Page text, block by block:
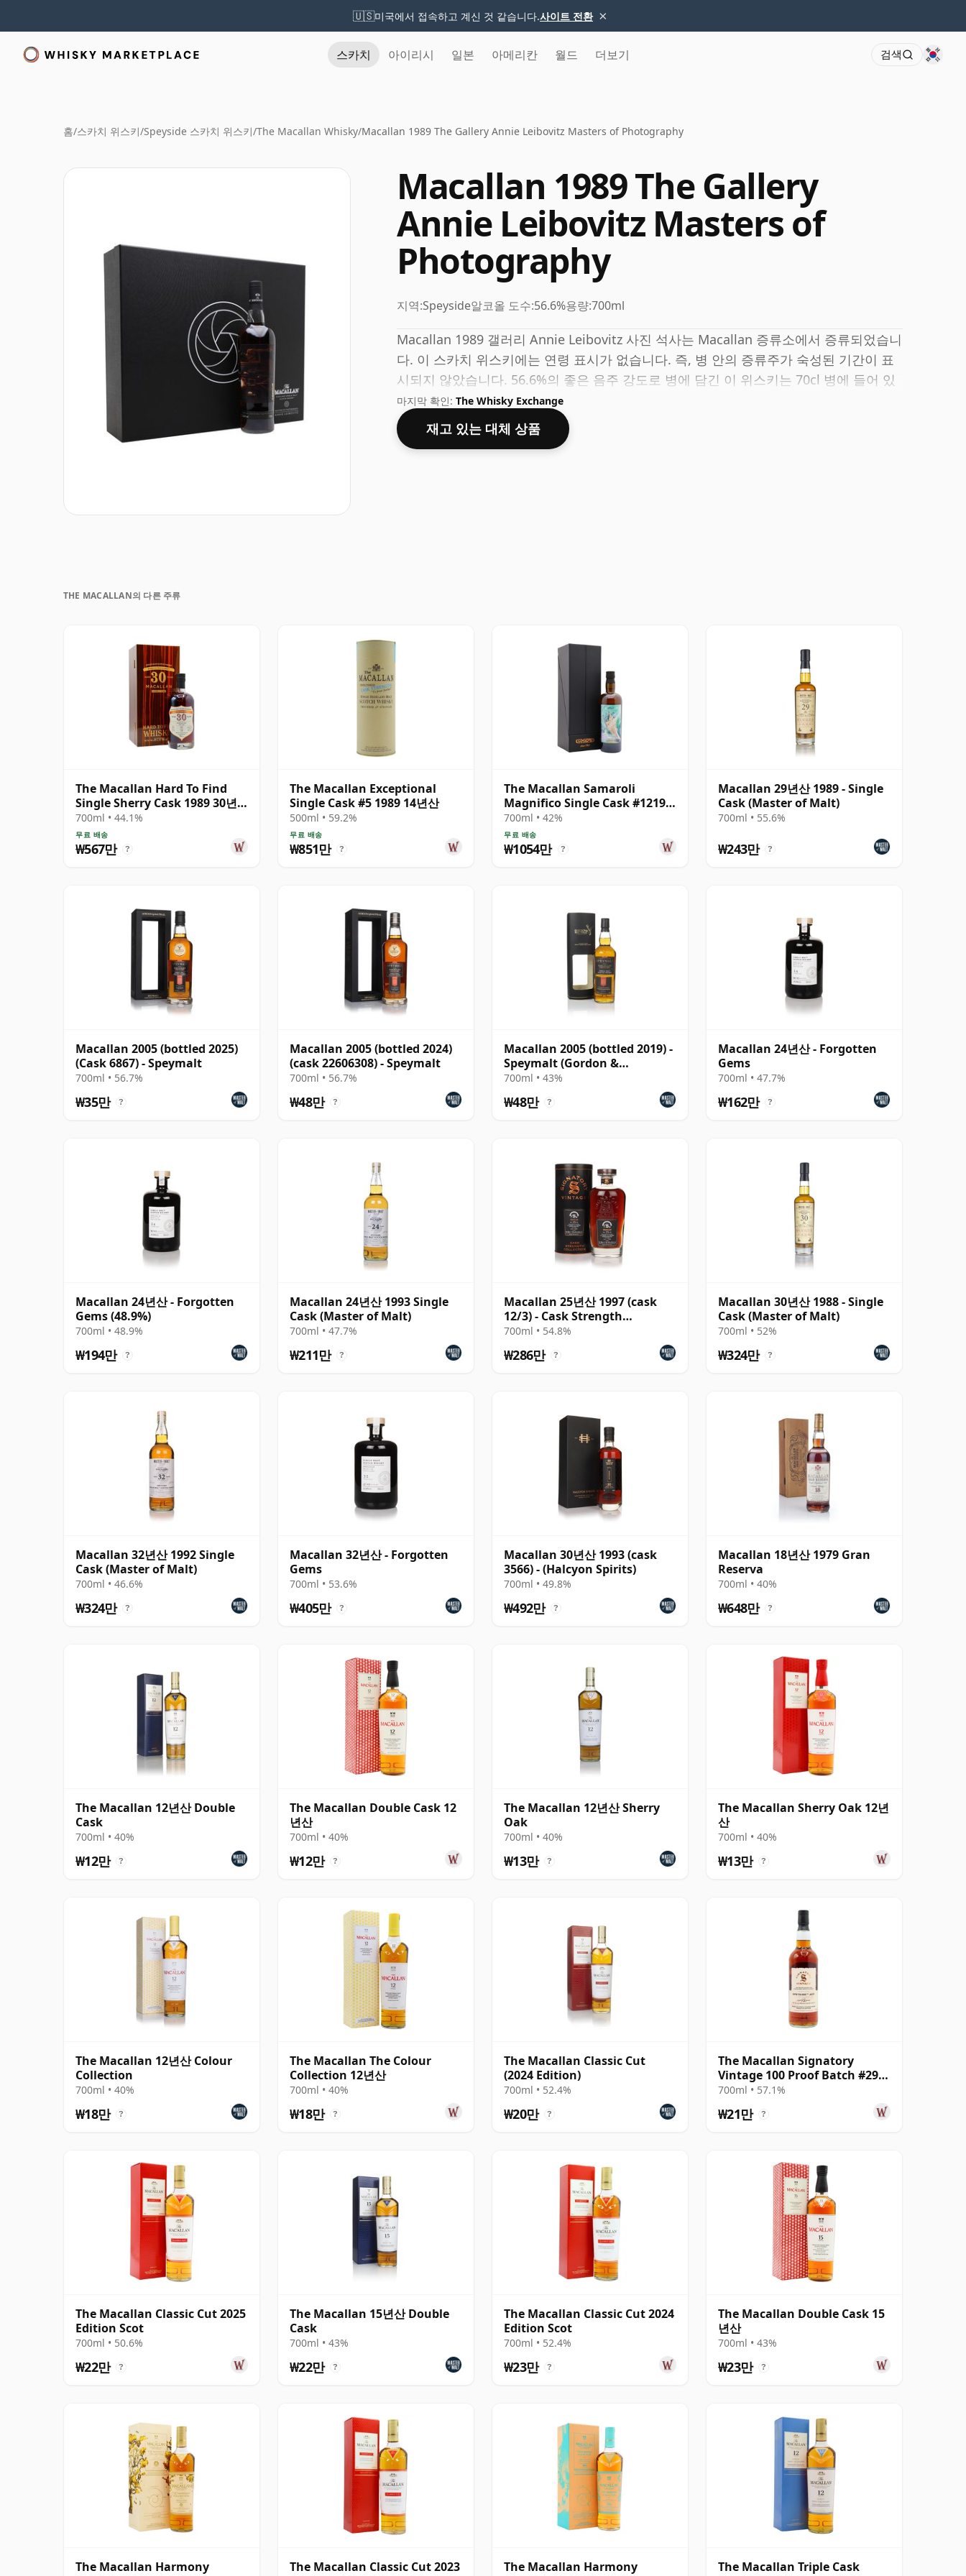
🇺🇸미국에서 접속하고 계신 것 같습니다.사이트 전환 ×
스카치 아이리시 일본 아메리칸 월드 더보기 검색
홈/스카치 위스키/Speyside 스카치 위스키/The Macallan Whisky/Macallan 1989 The Gallery Annie Leibovitz Masters of Photography
Macallan 1989 The Gallery
Annie Leibovitz Masters of
Photography
지역:Speyside알코올 도수:56.6%용량:700ml
Macallan 1989 갤러리 Annie Leibovitz 사진 석사는 Macallan 증류소에서 증류되었습니
다. 이 스카치 위스키에는 연령 표시가 없습니다. 즉, 병 안의 증류주가 숙성된 기간이 표
시되지 않았습니다. 56.6%의 좋은 음주 강도로 병에 담긴 이 위스키는 70cl 병에 들어 있
습니다.
마지막 확인: The Whisky Exchange
재고 있는 대체 상품
THE MACALLAN의 다른 주류
The Macallan Hard To Find
Single Sherry Cask 1989 30년
산
700ml • 44.1%
무료 배송
₩567만 ?
The Macallan Exceptional
Single Cask #5 1989 14년산
500ml • 59.2%
무료 배송
₩851만 ?
The Macallan Samaroli
Magnifico Single Cask #1219
1989 33년산
700ml • 42%
무료 배송
₩1054만 ?
Macallan 29년산 1989 - Single
Cask (Master of Malt)
700ml • 55.6%
₩243만 ?
Macallan 2005 (bottled 2025)
(Cask 6867) - Speymalt
700ml • 56.7%
₩35만 ?
Macallan 2005 (bottled 2024)
(cask 22606308) - Speymalt
700ml • 56.7%
₩48만 ?
Macallan 2005 (bottled 2019) -
Speymalt (Gordon &
MacPhail)
700ml • 43%
₩48만 ?
Macallan 24년산 - Forgotten
Gems
700ml • 47.7%
₩162만 ?
Macallan 24년산 - Forgotten
Gems (48.9%)
700ml • 48.9%
₩194만 ?
Macallan 24년산 1993 Single
Cask (Master of Malt)
700ml • 47.7%
₩211만 ?
Macallan 25년산 1997 (cask
12/3) - Cask Strength
Collection
700ml • 54.8%
₩286만 ?
Macallan 30년산 1988 - Single
Cask (Master of Malt)
700ml • 52%
₩324만 ?
Macallan 32년산 1992 Single
Cask (Master of Malt)
700ml • 46.6%
₩324만 ?
Macallan 32년산 - Forgotten
Gems
700ml • 53.6%
₩405만 ?
Macallan 30년산 1993 (cask
3566) - (Halcyon Spirits)
700ml • 49.8%
₩492만 ?
Macallan 18년산 1979 Gran
Reserva
700ml • 40%
₩648만 ?
The Macallan 12년산 Double
Cask
700ml • 40%
₩12만 ?
The Macallan Double Cask 12
년산
700ml • 40%
₩12만 ?
The Macallan 12년산 Sherry
Oak
700ml • 40%
₩13만 ?
The Macallan Sherry Oak 12년
산
700ml • 40%
₩13만 ?
The Macallan 12년산 Colour
Collection
700ml • 40%
₩18만 ?
The Macallan The Colour
Collection 12년산
700ml • 40%
₩18만 ?
The Macallan Classic Cut
(2024 Edition)
700ml • 52.4%
₩20만 ?
The Macallan Signatory
Vintage 100 Proof Batch #29
Single Malt 2011 13년산
700ml • 57.1%
₩21만 ?
The Macallan Classic Cut 2025
Edition Scot
700ml • 50.6%
₩22만 ?
The Macallan 15년산 Double
Cask
700ml • 43%
₩22만 ?
The Macallan Classic Cut 2024
Edition Scot
700ml • 52.4%
₩23만 ?
The Macallan Double Cask 15
년산
700ml • 43%
₩23만 ?
The Macallan Harmony
The Macallan Classic Cut 2023
The Macallan Harmony
The Macallan Triple Cask